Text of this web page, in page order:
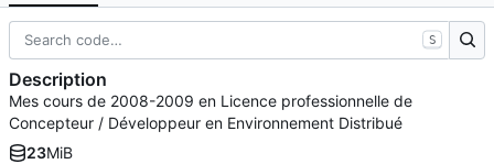
S
Description
Mes cours de 2008-2009 en Licence professionnelle de
Concepteur / Développeur en Environnement Distribué
23MiB